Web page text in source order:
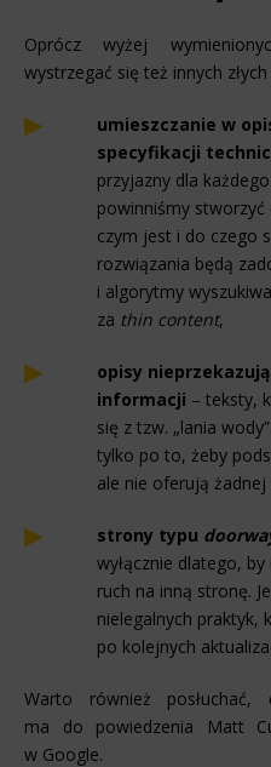
Oprócz wyżej
wystrzegać się też innych
umieszczanie w
specyfikacji
przyjazny dla
powinniśmy
czym jest i do czego
rozwiązania będą
i algorytmy
za thin content,
opisy
informacji – teksty,
się z tzw. „lania
tylko po to, żeby
ale nie oferują
strony typu
wyłącznie dlatego,
ruch na inną stronę.
nielegalnych praktyk,
po kolejnych
Warto również
ma do powiedzenia Matt
w Google.